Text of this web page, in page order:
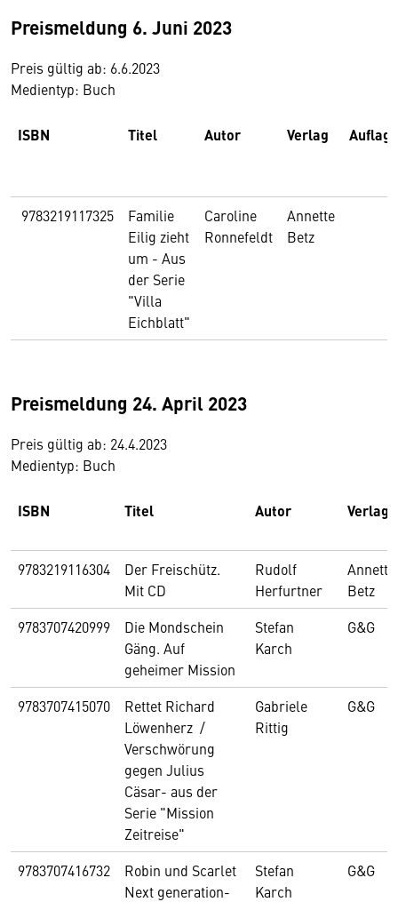
Preismeldung 6. Juni 2023
Preis gültig ab: 6.6.2023
Medientyp: Buch
ISBN Titel Autor Verlag Auflage
‎ 9783219117325
Familie
Eilig zieht
um - Aus
der Serie
"Villa
Eichblatt"
Caroline
Ronnefeldt
Annette
Betz
Preismeldung 24. April 2023
Preis gültig ab: 24.4.2023
Medientyp: Buch
ISBN Titel Autor Verlag
9783219116304
Der Freischütz.
Mit CD
Rudolf
Herfurtner
Annette
Betz
9783707420999
Die Mondschein
Gäng. Auf
geheimer Mission
Stefan
Karch
G&G
9783707415070
Rettet Richard
Löwenherz /
Verschwörung
gegen Julius
Cäsar- aus der
Serie "Mission
Zeitreise"
Gabriele
Rittig
G&G
9783707416732
Robin und Scarlet
Next generation-
Stefan
Karch
G&G